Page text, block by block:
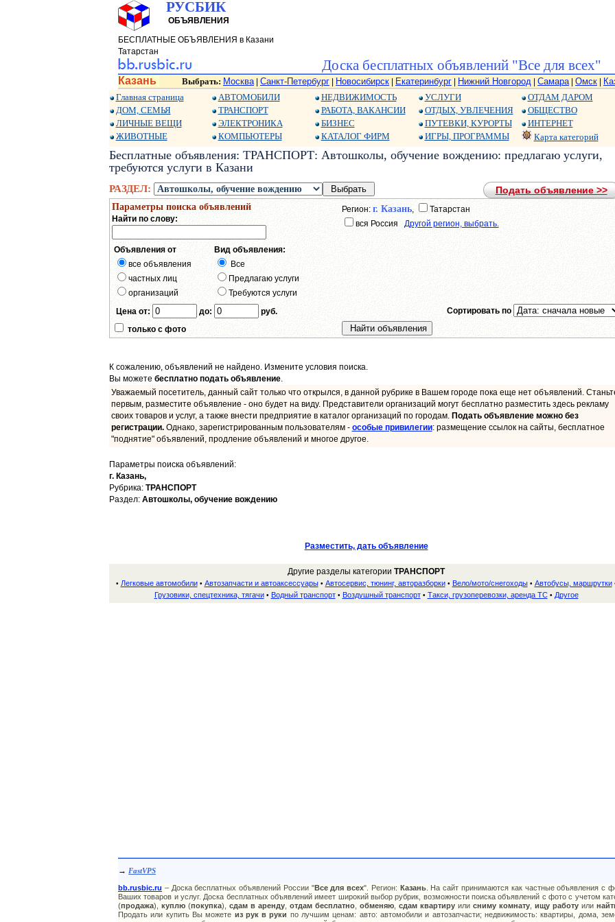
РУСБИК
ОБЪЯВЛЕНИЯ
БЕСПЛАТНЫЕ ОБЪЯВЛЕНИЯ в Казани
Татарстан
Доска бесплатных объявлений "Все для всех"
Казань Выбрать: Москва| Санкт-Петербург Новосибирск Екатеринбург Нижний Новгород Самара| Омск
Главная страница
ДОМ, СЕМЬЯ
ЛИЧНЫЕ ВЕЩИ
ЖИВОТНЫЕ
АВТОМОБИЛИ
ТРАНСПОРТ
ЭЛЕКТРОНИКА
КОМПЬЮТЕРЫ
НЕДВИЖИМОСТЬ
РАБОТА, ВАКАНСИИ
БИЗНЕС
КАТАЛОГ ФИРМ
УСЛУГИ
ОТДЫХ, УВЛЕЧЕНИЯ
ПУТЕВКИ, КУРОРТЫ
ИГРЫ, ПРОГРАММЫ
ОТДАМ ДАРОМ
ОБЩЕСТВО
ИНТЕРНЕТ
Карта категорий
Бесплатные объявления: ТРАНСПОРТ: Автошколы, обучение вождению: предлагаю услуги,
требуются услуги в Казани
РАЗДЕЛ: Подать объявление >>
Параметры поиска объявлений
Найти по слову:
Регион: г. Казань,
Татарстан
вся Россия Другой регион, выбрать.
Объявления от
все объявления
частных лиц
организаций
Вид объявления:
Все
Предлагаю услуги
Требуются услуги
Цена от:
до: руб.
Сортировать по
только с фото
К сожалению, объявлений не найдено. Измените условия поиска.
Вы можете бесплатно подать объявление.
Уважаемый посетитель, данный сайт только что открылся, в данной рубрике в Вашем городе пока еще нет объявлений.
первым, разместите объявление - оно будет на виду. Представители организаций могут бесплатно разместить здесь рекламу
своих товаров и услуг, а также внести предприятие в каталог организаций по городам. Подать объявление можно без
регистрации.Однако, зарегистрированным пользователям - особые привилегии: размещение ссылок на сайты, бесплатное
"поднятие" объявлений, продление объявлений и многое другое.
Параметры поиска объявлений:
г. Казань,
Рубрика: ТРАНСПОРТ
Раздел: Автошколы, обучение вождению
Разместить, дать объявление
Другие разделы категории ТРАНСПОРТ
• Легковые автомобили• Автозапчасти и автоаксессуары• Автосервис, тюнинг, авторазборки• Вело/мото/снегоходы• Автобусы, маршрутки
Грузовики, спецтехника, тягачи• Водный транспорт• Воздушный транспорт• Такси, грузоперевозки, аренда ТС• Другое
→ FastVPS
bb.rusbic.ru – Доска бесплатных объявлений России "Все для всех". Регион: Казань. На сайт принимаются как частные объявления с
Ваших товаров и услуг. Доска бесплатных объявлений имеет широкий выбор рубрик, возможности поиска объявлений с фото с учетом
(продажа), куплю (покупка), сдам в аренду отдам бесплатно обменяю сдам квартиру или сниму комнату ищу работу или
Продать или купить Вы можете из рук в руки по лучшим ценам: авто: автомобили и автозапчасти; недвижимость: квартиры, дома,